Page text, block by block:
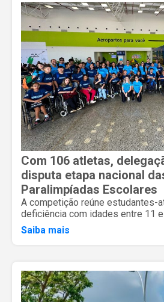
Com 106 atletas,
disputa etapa nacional
Paralimpíadas Escolares
A competição reúne estudantes-
deficiência com idades entre 11
Saiba mais